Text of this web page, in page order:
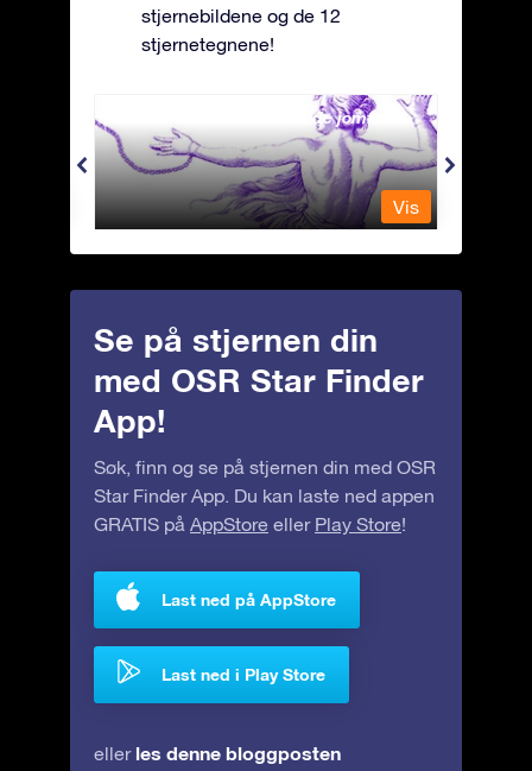
stjernebildene og de 12
stjernetegnene!
Andromeda - Den lenkede jomfrua
Vis
Se på stjernen din
med OSR Star Finder
App!
Søk, finn og se på stjernen din med OSR
Star Finder App. Du kan laste ned appen
GRATIS på AppStore eller Play Store!
Last ned på AppStore
Last ned i Play Store
eller les denne bloggposten